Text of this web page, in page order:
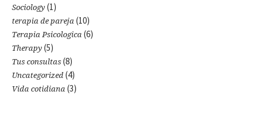
Sociology (1)
terapia de pareja (10)
Terapia Psicologica (6)
Therapy (5)
Tus consultas (8)
Uncategorized (4)
Vida cotidiana (3)